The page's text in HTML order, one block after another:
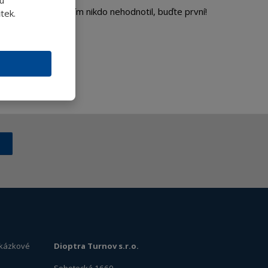
Produkt zatím nikdo nehodnotil, buďte první!
Dioptra Turnov s.r.o.